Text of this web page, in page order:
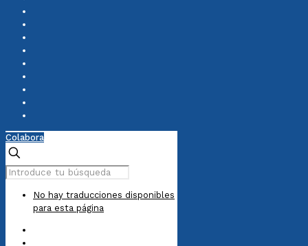
Colabora
No hay traducciones disponibles
para esta página